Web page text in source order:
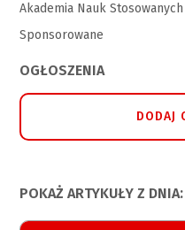
Akademia Nauk
Sponsorowane
OGŁOSZENIA
DODAJ
POKAŻ ARTYKUŁY Z DNIA: